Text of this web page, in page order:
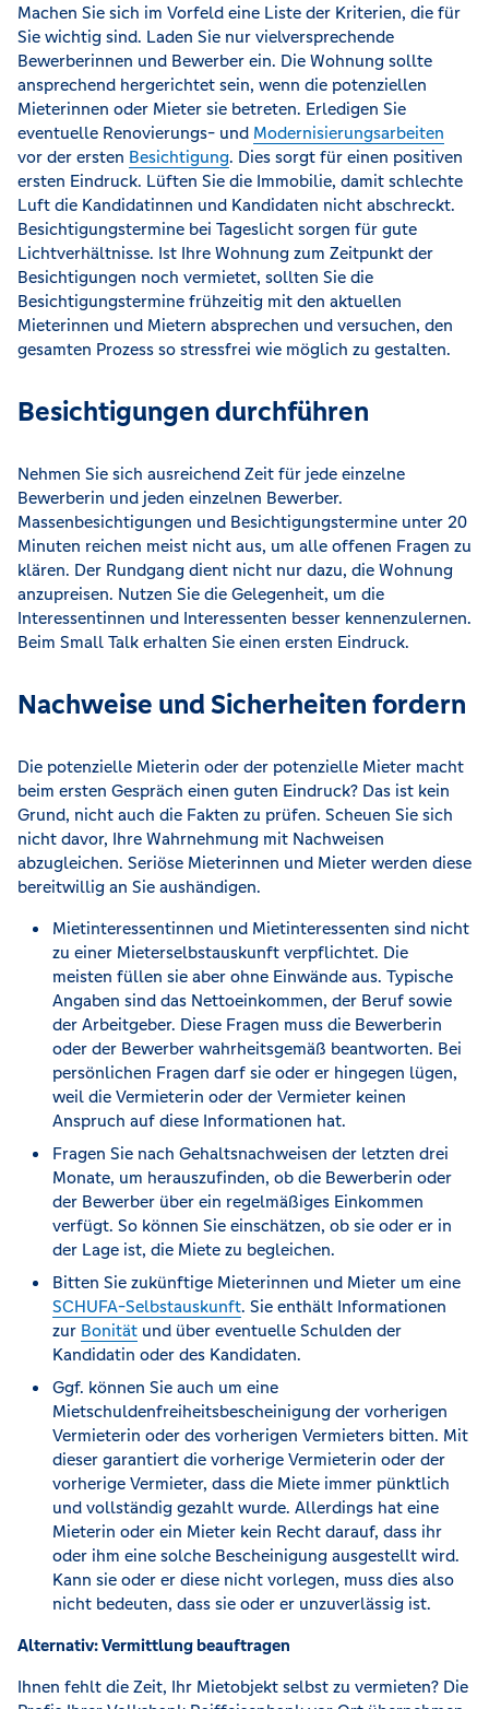
Machen Sie sich im Vorfeld eine Liste der Kriterien, die für
Sie wichtig sind. Laden Sie nur vielversprechende
Bewerberinnen und Bewerber ein. Die Wohnung sollte
ansprechend hergerichtet sein, wenn die potenziellen
Mieterinnen oder Mieter sie betreten. Erledigen Sie
eventuelle Renovierungs- und Modernisierungsarbeiten
vor der ersten Besichtigung. Dies sorgt für einen positiven
ersten Eindruck. Lüften Sie die Immobilie, damit schlechte
Luft die Kandidatinnen und Kandidaten nicht abschreckt.
Besichtigungstermine bei Tageslicht sorgen für gute
Lichtverhältnisse. Ist Ihre Wohnung zum Zeitpunkt der
Besichtigungen noch vermietet, sollten Sie die
Besichtigungstermine frühzeitig mit den aktuellen
Mieterinnen und Mietern absprechen und versuchen, den
gesamten Prozess so stressfrei wie möglich zu gestalten.
Besichtigungen durchführen
Nehmen Sie sich ausreichend Zeit für jede einzelne
Bewerberin und jeden einzelnen Bewerber.
Massenbesichtigungen und Besichtigungstermine unter 20
Minuten reichen meist nicht aus, um alle offenen Fragen zu
klären. Der Rundgang dient nicht nur dazu, die Wohnung
anzupreisen. Nutzen Sie die Gelegenheit, um die
Interessentinnen und Interessenten besser kennenzulernen.
Beim Small Talk erhalten Sie einen ersten Eindruck.
Nachweise und Sicherheiten fordern
Die potenzielle Mieterin oder der potenzielle Mieter macht
beim ersten Gespräch einen guten Eindruck? Das ist kein
Grund, nicht auch die Fakten zu prüfen. Scheuen Sie sich
nicht davor, Ihre Wahrnehmung mit Nachweisen
abzugleichen. Seriöse Mieterinnen und Mieter werden diese
bereitwillig an Sie aushändigen.
Mietinteressentinnen und Mietinteressenten sind nicht
zu einer Mieterselbstauskunft verpflichtet. Die
meisten füllen sie aber ohne Einwände aus. Typische
Angaben sind das Nettoeinkommen, der Beruf sowie
der Arbeitgeber. Diese Fragen muss die Bewerberin
oder der Bewerber wahrheitsgemäß beantworten. Bei
persönlichen Fragen darf sie oder er hingegen lügen,
weil die Vermieterin oder der Vermieter keinen
Anspruch auf diese Informationen hat.
Fragen Sie nach Gehaltsnachweisen der letzten drei
Monate, um herauszufinden, ob die Bewerberin oder
der Bewerber über ein regelmäßiges Einkommen
verfügt. So können Sie einschätzen, ob sie oder er in
der Lage ist, die Miete zu begleichen.
Bitten Sie zukünftige Mieterinnen und Mieter um eine
SCHUFA-Selbstauskunft. Sie enthält Informationen
zur Bonität und über eventuelle Schulden der
Kandidatin oder des Kandidaten.
Ggf. können Sie auch um eine
Mietschuldenfreiheitsbescheinigung der vorherigen
Vermieterin oder des vorherigen Vermieters bitten. Mit
dieser garantiert die vorherige Vermieterin oder der
vorherige Vermieter, dass die Miete immer pünktlich
und vollständig gezahlt wurde. Allerdings hat eine
Mieterin oder ein Mieter kein Recht darauf, dass ihr
oder ihm eine solche Bescheinigung ausgestellt wird.
Kann sie oder er diese nicht vorlegen, muss dies also
nicht bedeuten, dass sie oder er unzuverlässig ist.
Alternativ: Vermittlung beauftragen
Ihnen fehlt die Zeit, Ihr Mietobjekt selbst zu vermieten? Die